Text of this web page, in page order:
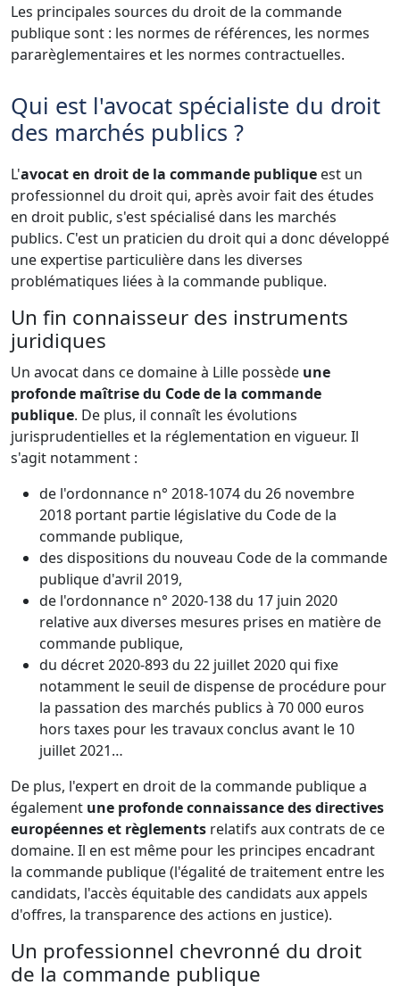
Les principales sources du droit de la commande
publique sont : les normes de références, les normes
pararèglementaires et les normes contractuelles.
Qui est l'avocat spécialiste du droit
des marchés publics ?
L'avocat en droit de la commande publique est un
professionnel du droit qui, après avoir fait des études
en droit public, s'est spécialisé dans les marchés
publics. C'est un praticien du droit qui a donc développé
une expertise particulière dans les diverses
problématiques liées à la commande publique.
Un fin connaisseur des instruments
juridiques
Un avocat dans ce domaine à Lille possède une
profonde maîtrise du Code de la commande
publique. De plus, il connaît les évolutions
jurisprudentielles et la réglementation en vigueur. Il
s'agit notamment :
de l'ordonnance n° 2018-1074 du 26 novembre
2018 portant partie législative du Code de la
commande publique,
des dispositions du nouveau Code de la commande
publique d'avril 2019,
de l'ordonnance n° 2020-138 du 17 juin 2020
relative aux diverses mesures prises en matière de
commande publique,
du décret 2020-893 du 22 juillet 2020 qui fixe
notamment le seuil de dispense de procédure pour
la passation des marchés publics à 70 000 euros
hors taxes pour les travaux conclus avant le 10
juillet 2021…
De plus, l'expert en droit de la commande publique a
également une profonde connaissance des directives
européennes et règlements relatifs aux contrats de ce
domaine. Il en est même pour les principes encadrant
la commande publique (l'égalité de traitement entre les
candidats, l'accès équitable des candidats aux appels
d'offres, la transparence des actions en justice).
Un professionnel chevronné du droit
de la commande publique